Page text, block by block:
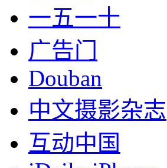
一五一十
广告门
Douban
中文摄影杂志
互动中国